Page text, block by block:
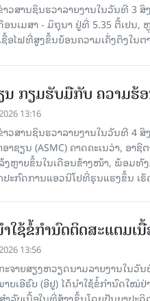
ວສານຊິນຮວາລາຍງານໃນວັນທີ 3
ອນເມສາ - ມິຖຸນາ ຢູ່ທີ່ 5.35 ຕື້ເຢນ
ອໄຟທີ່ສູງຂຶ້ນຍ້ອນຄວາມເຄັ່ງຕຶງໃນຕ
ນ ກຽມຮັບມືກັບ ຄວາມ
13:16
າວສານຊິນຮວາລາຍງານໃນວັນທີ 4
າຊຽນ (ASMC) ຄາດຄະເນວ່າ, ອາ
ງຫຼາຍຂຶ້ນໃນເດືອນຂ້າງໜ້າ, ພ້ອມທັ
ປະກົດການແອວນີໂຢທີ່ຮຸນແຮງຂຶ້ນ ເ
ໃຊ້ຂໍ້ກຳນົດຕິດສະແຕມເ
13:56
ຈາຍສຽງຫວຽດນາມລາຍງານໃນວັ
າບເອີຣົບ (ອີຢູ) ໄດ້ນຳໃຊ້ຂໍ້ກຳນົດໃໝ່